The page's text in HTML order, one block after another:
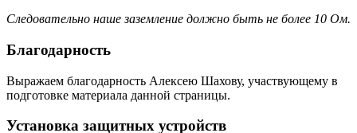
Следовательно наше заземление должно быть не более 10 Ом.
Благодарность
Выражаем благодарность Алексею Шахову, участвующему в
подготовке материала данной страницы.
Установка защитных устройств